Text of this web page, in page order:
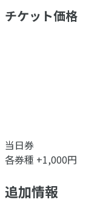
チケット価格
当日券
各券種 +1,000円
追加情報